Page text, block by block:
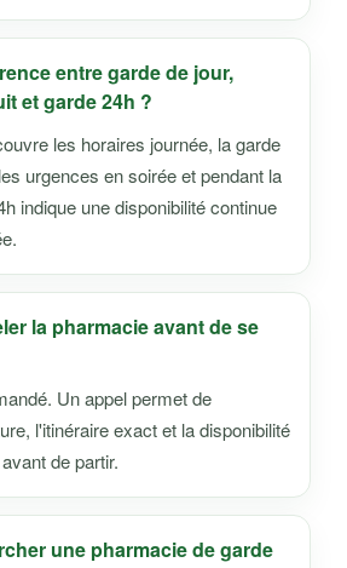
entre garde de jour,
et garde 24h ?
les horaires journée, la garde
urgences en soirée et pendant la
indique une disponibilité continue
la pharmacie avant de se
Un appel permet de
l'itinéraire exact et la disponibilité
de partir.
une pharmacie de garde